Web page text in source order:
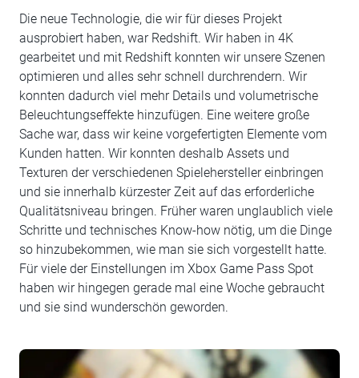
Die neue Technologie, die wir für dieses Projekt
ausprobiert haben, war Redshift. Wir haben in 4K
gearbeitet und mit Redshift konnten wir unsere Szenen
optimieren und alles sehr schnell durchrendern. Wir
konnten dadurch viel mehr Details und volumetrische
Beleuchtungseffekte hinzufügen. Eine weitere große
Sache war, dass wir keine vorgefertigten Elemente vom
Kunden hatten. Wir konnten deshalb Assets und
Texturen der verschiedenen Spielehersteller einbringen
und sie innerhalb kürzester Zeit auf das erforderliche
Qualitätsniveau bringen. Früher waren unglaublich viele
Schritte und technisches Know-how nötig, um die Dinge
so hinzubekommen, wie man sie sich vorgestellt hatte.
Für viele der Einstellungen im Xbox Game Pass Spot
haben wir hingegen gerade mal eine Woche gebraucht
und sie sind wunderschön geworden.